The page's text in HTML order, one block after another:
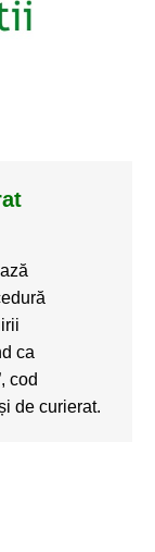
ca
cod
de curierat.